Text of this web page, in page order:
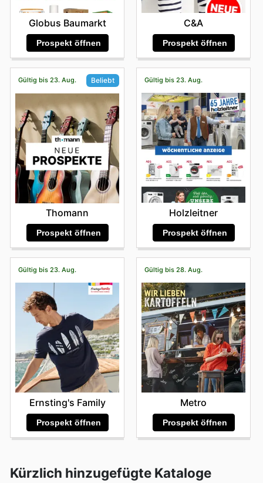
Globus Baumarkt
Prospekt öffnen
C&A
Prospekt öffnen
Gültig bis 23. Aug. Beliebt
Thomann
Prospekt öffnen
Gültig bis 23. Aug.
Holzleitner
Prospekt öffnen
Gültig bis 23. Aug.
Ernsting's Family
Prospekt öffnen
Gültig bis 28. Aug.
Metro
Prospekt öffnen
Kürzlich hinzugefügte Kataloge